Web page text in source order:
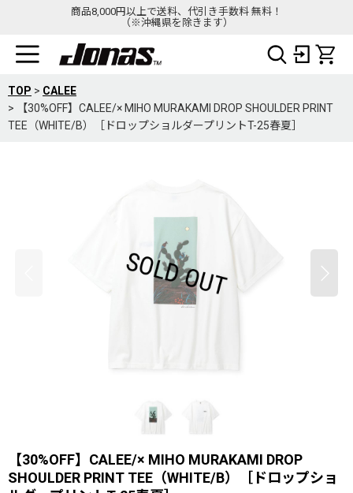
商品8,000円以上で送料、代引き手数料 無料！
（※沖縄県を除きます）
TOP > CALEE
>
【30%OFF】CALEE/× MIHO MURAKAMI DROP SHOULDER PRINT
TEE（WHITE/B）［ドロップショルダープリントT-25春夏］
【30%OFF】CALEE/× MIHO MURAKAMI DROP
SHOULDER PRINT TEE（WHITE/B）［ドロップショ